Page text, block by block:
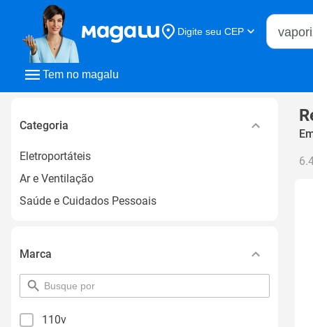
Tem no magalu
Digite seu CEP
Buscar
Categoria
Eletroportáteis
Ar e Ventilação
Saúde e Cuidados Pessoais
Marca
pesquisar
por
110v